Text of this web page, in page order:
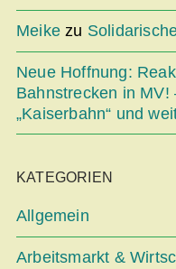
Meike zu
Neue Hoffnung:
Bahnstrecken in MV!
„Kaiserbahn“ und
KATEGORIEN
Allgemein
Arbeitsmarkt &